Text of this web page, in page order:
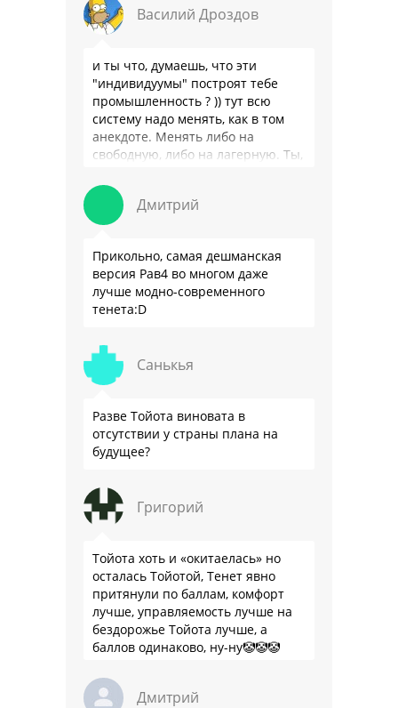
Василий Дроздов
и ты что, думаешь, что эти
"индивидуумы" построят тебе
промышленность ? )) тут всю
систему надо менять, как в том
анекдоте. Менять либо на
свободную, либо на лагерную. Ты,
Дмитрий
Прикольно, самая дешманская
версия Рав4 во многом даже
лучше модно-современного
тенета:D
Санькья
Разве Тойота виновата в
отсутствии у страны плана на
будущее?
Григорий
Тойота хоть и «окитаелась» но
осталась Тойотой, Тенет явно
притянули по баллам, комфорт
лучше, управляемость лучше на
бездорожье Тойота лучше, а
баллов одинаково, ну-ну🤡🤡🤡
Дмитрий